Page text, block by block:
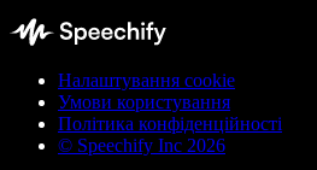
Налаштування cookie
Умови користування
Політика конфіденційності
© Speechify Inc 2026